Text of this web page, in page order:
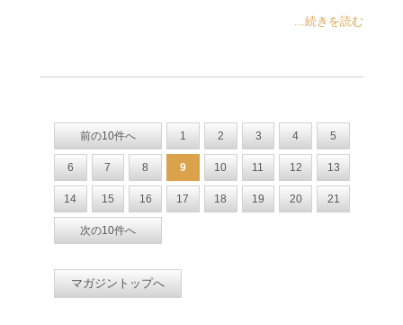
...続きを読む
前の10件へ 1 2 3 4 5
6 7 8 9 10 11 12 13
14 15 16 17 18 19 20 21
次の10件へ
マガジントップへ